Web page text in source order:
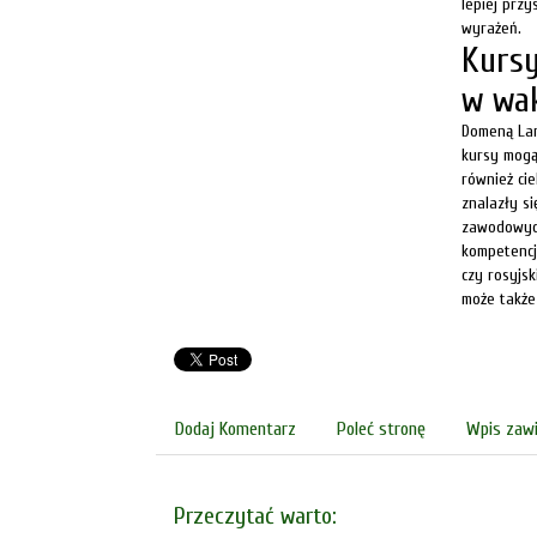
wyrażeń.
w
Domeną
kursy
również
znalazły
czy
może
Dodaj Komentarz Poleć stronę Wpis
Przeczytać warto: